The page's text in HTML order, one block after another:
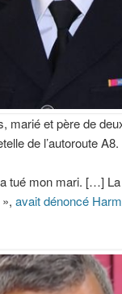
marié et père de
de l’autoroute
tué mon mari. […]
avait dénoncé